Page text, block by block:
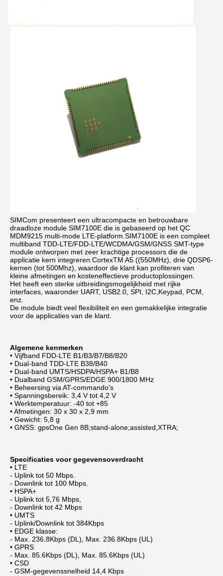
SIMCom presenteert een ultracompacte en betrouwbare
draadloze module SIM7100E die is gebaseerd op het QC
MDM9215 multi-mode LTE-platform.SIM7100E is een compleet
multiband TDD-LTE/FDD-LTE/WCDMA/GSM/GNSS SMT-type
module ontworpen met zeer krachtige processors die de
applicatie kern integreren:CortexTM A5 ((550MHz), drie QDSP6-
kernen (tot 500Mhz), waardoor de klant kan profiteren van
kleine afmetingen en kosteneffectieve productoplossingen.
Het heeft een sterke uitbreidingsmogelijkheid met rijke
interfaces, waaronder UART, USB2.0, SPI, I2C,Keypad, PCM,
enz.
De module biedt veel flexibiliteit en een gemakkelijke integratie
voor de applicaties van de klant.
Algemene kenmerken
• Vijfband FDD-LTE B1/B3/B7/B8/B20
• Dual-band TDD-LTE B38/B40
• Dual-band UMTS/HSDPA/HSPA+ B1/B8
• Dualband GSM/GPRS/EDGE 900/1800 MHz
• Beheersing via AT-commando's
• Spanningsbereik: 3,4 V tot 4,2 V
• Werktemperatuur: -40 tot +85
• Afmetingen: 30 x 30 x 2,9 mm
• Gewicht: 5,8 g
• GNSS: gpsOne Gen 8B;stand-alone;assisted,XTRA;
Specificaties voor gegevensoverdracht
• LTE
- Uplink tot 50 Mbps.
- Downlink tot 100 Mbps.
• HSPA+
- Uplink tot 5,76 Mbps,
- Downlink tot 42 Mbps
• UMTS
- Uplink/Downlink tot 384Kbps
• EDGE klasse:
- Max. 236.8Kbps (DL), Max. 236.8Kbps (UL)
• GPRS
- Max. 85.6Kbps (DL), Max. 85.6Kbps (UL)
• CSD
- GSM-gegevenssnelheid 14,4 Kbps